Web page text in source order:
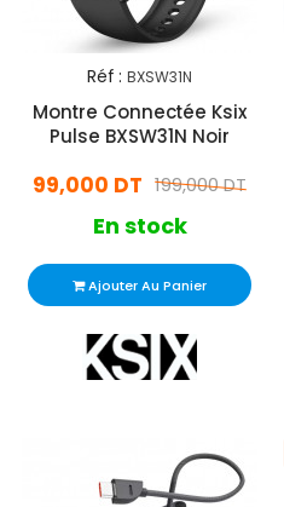
Réf : BXSW31N
Montre Connectée Ksix
Pulse BXSW31N Noir
199,000 DT
99,000 DT
En stock
Ajouter Au Panier